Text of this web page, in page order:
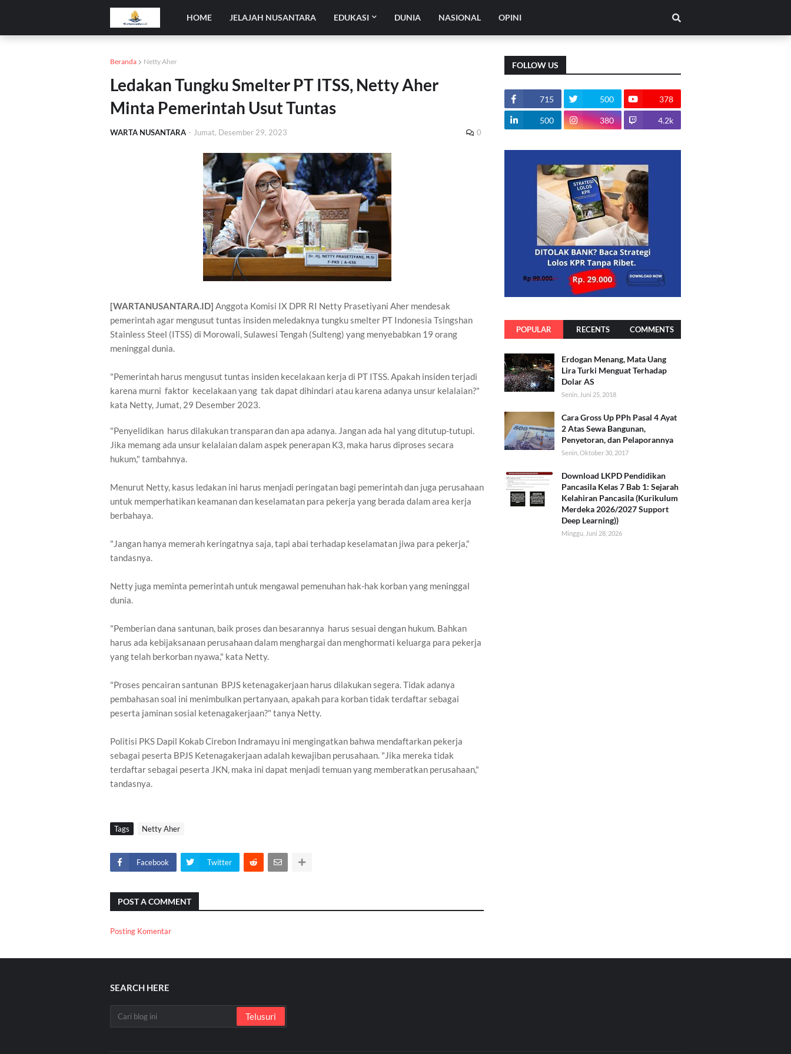
HOME JELAJAH NUSANTARA EDUKASI DUNIA NASIONAL OPINI
Beranda Netty Aher
Ledakan Tungku Smelter PT ITSS, Netty Aher
Minta Pemerintah Usut Tuntas
WARTA NUSANTARA - Jumat, Desember 29, 2023 0
[WARTANUSANTARA.ID] Anggota Komisi IX DPR RI Netty Prasetiyani Aher mendesak
pemerintah agar mengusut tuntas insiden meledaknya tungku smelter PT Indonesia Tsingshan
Stainless Steel (ITSS) di Morowali, Sulawesi Tengah (Sulteng) yang menyebabkan 19 orang
meninggal dunia.
"Pemerintah harus mengusut tuntas insiden kecelakaan kerja di PT ITSS. Apakah insiden terjadi
karena murni faktor kecelakaan yang tak dapat dihindari atau karena adanya unsur kelalaian?"
kata Netty, Jumat, 29 Desember 2023.
"Penyelidikan harus dilakukan transparan dan apa adanya. Jangan ada hal yang ditutup-tutupi.
Jika memang ada unsur kelalaian dalam aspek penerapan K3, maka harus diproses secara
hukum," tambahnya.
Menurut Netty, kasus ledakan ini harus menjadi peringatan bagi pemerintah dan juga perusahaan
untuk memperhatikan keamanan dan keselamatan para pekerja yang berada dalam area kerja
berbahaya.
"Jangan hanya memerah keringatnya saja, tapi abai terhadap keselamatan jiwa para pekerja,"
tandasnya.
Netty juga meminta pemerintah untuk mengawal pemenuhan hak-hak korban yang meninggal
dunia.
"Pemberian dana santunan, baik proses dan besarannya harus sesuai dengan hukum. Bahkan
harus ada kebijaksanaan perusahaan dalam menghargai dan menghormati keluarga para pekerja
yang telah berkorban nyawa," kata Netty.
"Proses pencairan santunan BPJS ketenagakerjaan harus dilakukan segera. Tidak adanya
pembahasan soal ini menimbulkan pertanyaan, apakah para korban tidak terdaftar sebagai
peserta jaminan sosial ketenagakerjaan?" tanya Netty.
Politisi PKS Dapil Kokab Cirebon Indramayu ini mengingatkan bahwa mendaftarkan pekerja
sebagai peserta BPJS Ketenagakerjaan adalah kewajiban perusahaan. "Jika mereka tidak
terdaftar sebagai peserta JKN, maka ini dapat menjadi temuan yang memberatkan perusahaan,"
tandasnya.
Tags Netty Aher
Facebook Twitter
POST A COMMENT
Posting Komentar
FOLLOW US
715 500 378
500 380 4.2k
POPULAR RECENTS COMMENTS
Erdogan Menang, Mata Uang
Lira Turki Menguat Terhadap
Dolar AS
Senin, Juni 25, 2018
Cara Gross Up PPh Pasal 4 Ayat
2 Atas Sewa Bangunan,
Penyetoran, dan Pelaporannya
Senin, Oktober 30, 2017
Download LKPD Pendidikan
Pancasila Kelas 7 Bab 1: Sejarah
Kelahiran Pancasila (Kurikulum
Merdeka 2026/2027 Support
Deep Learning))
Minggu, Juni 28, 2026
SEARCH HERE